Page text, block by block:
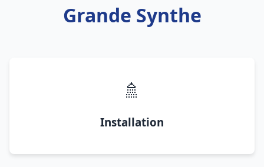
Grande Synthe
🚿
Installation